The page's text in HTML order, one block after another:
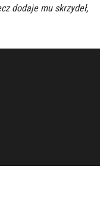
dodaje mu skrzydeł,